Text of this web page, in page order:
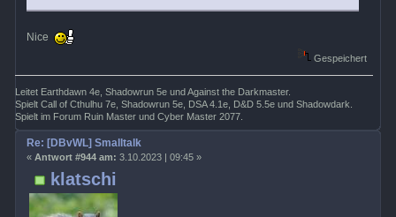
Nice
Gespeichert
Leitet Earthdawn 4e, Shadowrun 5e und Against the Darkmaster.
Spielt Call of Cthulhu 7e, Shadowrun 5e, DSA 4.1e, D&D 5.5e und Shadowdark.
Spielt im Forum Ruin Master und Cyber Master 2077.
klatschi
Re: [DBvWL] Smalltalk
« Antwort #944 am: 3.10.2023 | 09:45 »